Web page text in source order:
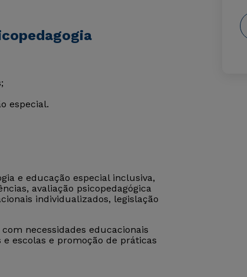
especial.
e educação especial inclusiva,
avaliação psicopedagógica
individualizados, legislação
necessidades educacionais
escolas e promoção de práticas